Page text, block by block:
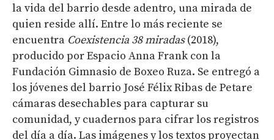
la vida del barrio desde adentro, una mirada de
quien reside allí. Entre lo más reciente se
encuentra Coexistencia 38 miradas(2018),
producido por Espacio Anna Frank con la
Fundación Gimnasio de Boxeo Ruza. Se entregó a
los jóvenes del barrio José Félix Ribas de Petare
cámaras desechables para capturar su
comunidad, y cuadernos para cifrar los registros
del día a día. Las imágenes y los textos proyectan